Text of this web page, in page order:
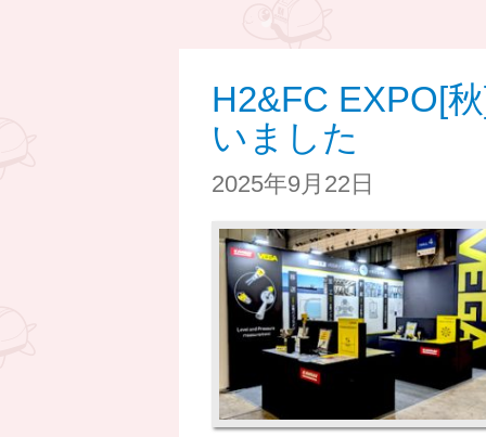
H2&FC EXPO[
いました
2025年9月22日